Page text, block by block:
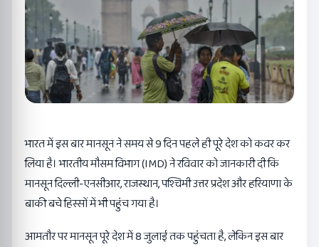
भारत में इस बार मानसून ने समय से 9 दिन पहले ही पूरे देश को कवर कर
लिया है। भारतीय मौसम विभाग (IMD) ने रविवार को जानकारी दी कि
मानसून दिल्ली-एनसीआर, राजस्थान, पश्चिमी उत्तर प्रदेश और हरियाणा के
बाकी बचे हिस्सों में भी पहुंच गया है।
आमतौर पर मानसून पूरे देश में 8 जुलाई तक पहुंचता है, लेकिन इस बार